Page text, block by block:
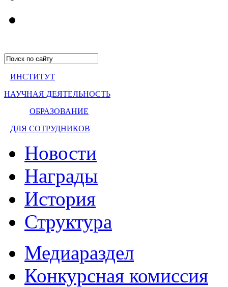
ИНСТИТУТ
НАУЧНАЯ ДЕЯТЕЛЬНОСТЬ
ОБРАЗОВАНИЕ
ДЛЯ СОТРУДНИКОВ
Новости
Награды
История
Структура
Медиараздел
Конкурсная комиссия